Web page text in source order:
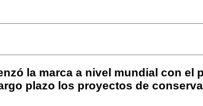
la marca a nivel mundial con
plazo los proyectos de